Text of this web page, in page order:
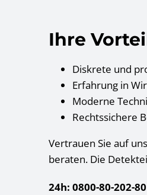
Ihre
Diskrete und
Erfahrung in
Moderne
Rechtssichere
Vertrauen Sie auf
beraten. Die
24h: 0800-80-202-80